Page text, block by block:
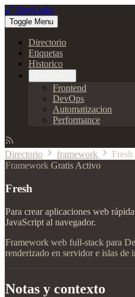
🔗 DevLinks
Toggle Menu
Directorio
Etiquetas
Historico
Frontend
DevOps
Automatizacion
Performance
Directorio framework
Fresh
Framework Gratis Activo
Fresh
Para crear aplicaciones web
JavaScript al navegador.
Framework web full-stack para
renderizado en servidor e islas de
Notas y contexto